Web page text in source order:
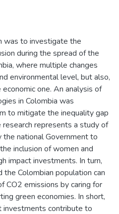
was to investigate the
during the spread of the
where multiple changes
environmental level, but also,
one. An analysis of
in Colombia was
to mitigate the inequality gap
represents a study of
national Government to
inclusion of women and
impact investments. In turn,
Colombian population can
CO2 emissions by caring for
green economies. In short,
investments contribute to